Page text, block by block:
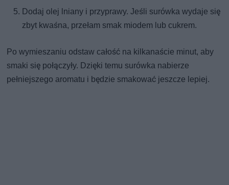
Dodaj olej lniany i przyprawy. Jeśli surówka wydaje się
zbyt kwaśna, przełam smak miodem lub cukrem.
Po wymieszaniu odstaw całość na kilkanaście minut, aby
smaki się połączyły. Dzięki temu surówka nabierze
pełniejszego aromatu i będzie smakować jeszcze lepiej.